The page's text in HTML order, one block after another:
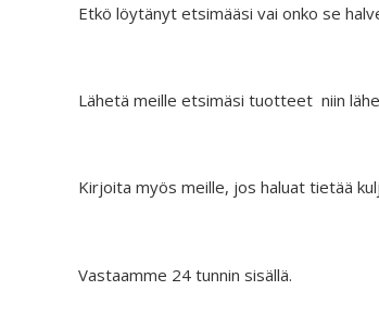
Etkö löytänyt etsimääsi vai onko se
Lähetä meille etsimäsi tuotteet niin
Kirjoita myös meille, jos haluat tietää
Vastaamme 24 tunnin sisällä.